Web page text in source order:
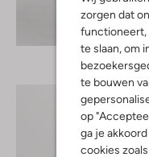
zorgen dat
functioneert,
te slaan, om
te bouwen
op
ga je
cookies
Ontdek de